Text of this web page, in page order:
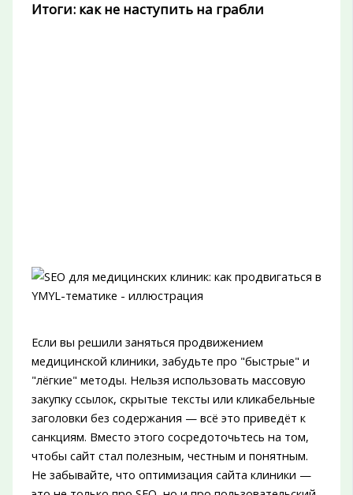
Итоги: как не наступить на грабли
Если вы решили заняться продвижением
медицинской клиники, забудьте про "быстрые" и
"лёгкие" методы. Нельзя использовать массовую
закупку ссылок, скрытые тексты или кликабельные
заголовки без содержания — всё это приведёт к
санкциям. Вместо этого сосредоточьтесь на том,
чтобы сайт стал полезным, честным и понятным.
Не забывайте, что оптимизация сайта клиники —